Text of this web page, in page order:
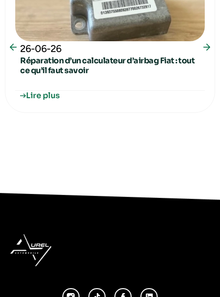
26-06-26
Réparation d’un calculateur d’airbag Fiat : tout
ce qu’il faut savoir
Lire plus